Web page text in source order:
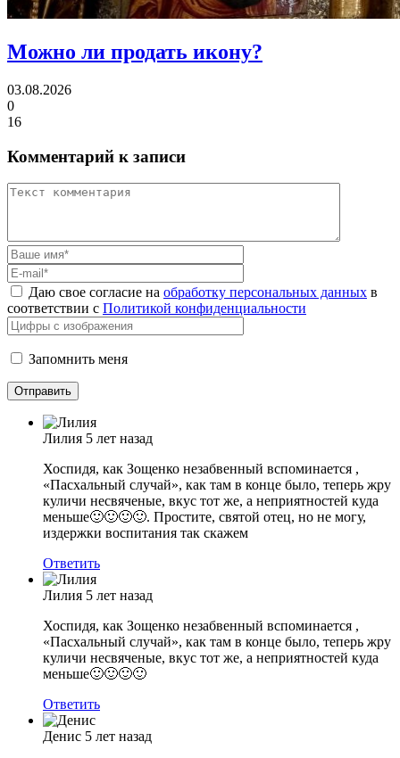
Можно ли продать икону?
03.08.2026
0
16
Комментарий к записи
Даю свое согласие на обработку персональных данных в
соответствии с Политикой конфиденциальности
Запомнить меня
Лилия 5 лет назад
Хоспидя, как Зощенко незабвенный вспоминается ,
«Пасхальный случай», как там в конце было, теперь жру
куличи несвяченые, вкус тот же, а неприятностей куда
меньше🙂🙂🙂🙂. Простите, святой отец, но не могу,
издержки воспитания так скажем
Ответить
Лилия 5 лет назад
Хоспидя, как Зощенко незабвенный вспоминается ,
«Пасхальный случай», как там в конце было, теперь жру
куличи несвяченые, вкус тот же, а неприятностей куда
меньше🙂🙂🙂🙂
Ответить
Денис 5 лет назад